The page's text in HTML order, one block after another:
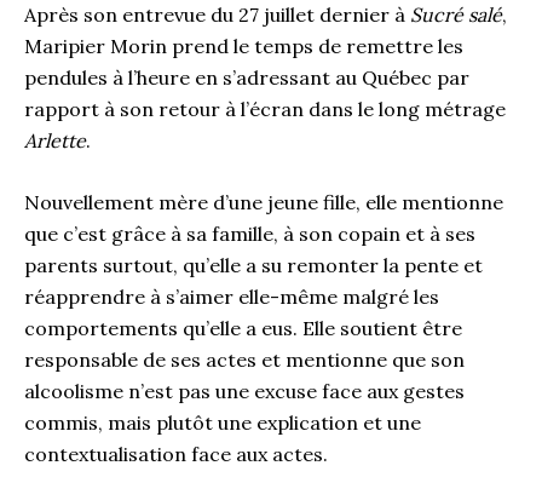
Après son entrevue du 27 juillet dernier à Sucré salé,
Maripier Morin prend le temps de remettre les
pendules à l’heure en s’adressant au Québec par
rapport à son retour à l’écran dans le long métrage
Arlette.
Nouvellement mère d’une jeune fille, elle mentionne
que c’est grâce à sa famille, à son copain et à ses
parents surtout, qu’elle a su remonter la pente et
réapprendre à s’aimer elle-même malgré les
comportements qu’elle a eus. Elle soutient être
responsable de ses actes et mentionne que son
alcoolisme n’est pas une excuse face aux gestes
commis, mais plutôt une explication et une
contextualisation face aux actes.